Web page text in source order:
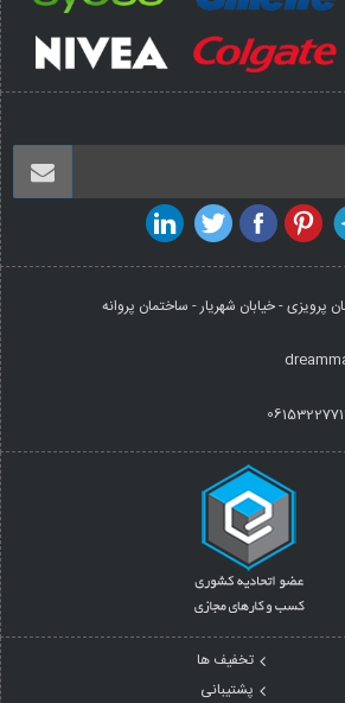
پرویزی - خیابان شهریار - ساختمان پروانه
تخفیف ها
پشتیبانی